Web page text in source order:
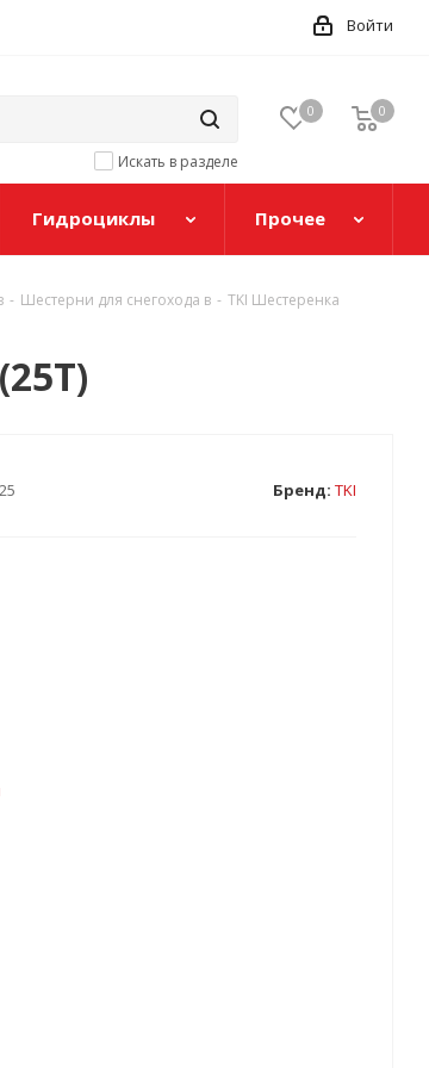
Войти
Искать в разделе
0 0
Гидроциклы Прочее
- Шестерни для снегохода в - TKI Шестеренка
Бренд: TKI